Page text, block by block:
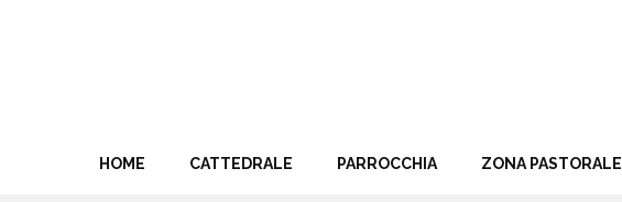
HOME CATTEDRALE PARROCCHIA ZONA PASTORALE